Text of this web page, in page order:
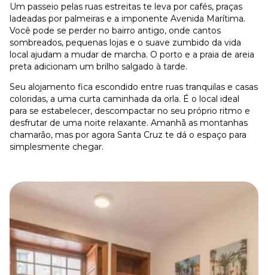
Um passeio pelas ruas estreitas te leva por cafés, praças
ladeadas por palmeiras e a imponente Avenida Marítima.
Você pode se perder no bairro antigo, onde cantos
sombreados, pequenas lojas e o suave zumbido da vida
local ajudam a mudar de marcha. O porto e a praia de areia
preta adicionam um brilho salgado à tarde.
Seu alojamento fica escondido entre ruas tranquilas e casas
coloridas, a uma curta caminhada da orla. É o local ideal
para se estabelecer, descompactar no seu próprio ritmo e
desfrutar de uma noite relaxante. Amanhã as montanhas
chamarão, mas por agora Santa Cruz te dá o espaço para
simplesmente chegar.